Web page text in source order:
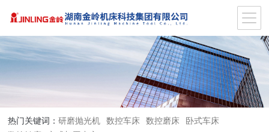
热门关键词：研磨抛光机 数控车床 数控磨床
卧式车床